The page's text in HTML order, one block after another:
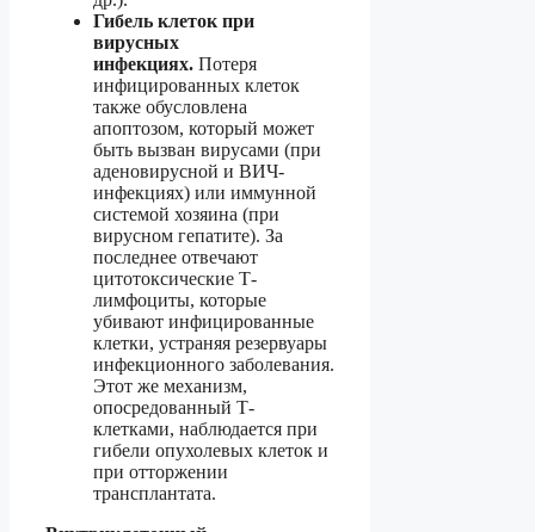
Гибель клеток при
вирусных
инфекциях. Потеря
инфицированных клеток
также обусловлена
апоптозом, который может
быть вызван вирусами (при
аденовирусной и ВИЧ-
инфекциях) или иммунной
системой хозяина (при
вирусном гепатите). За
последнее отвечают
цитотоксические Т-
лимфоциты, которые
убивают инфицированные
клетки, устраняя резервуары
инфекционного заболевания.
Этот же механизм,
опосредованный Т-
клетками, наблюдается при
гибели опухолевых клеток и
при отторжении
трансплантата.